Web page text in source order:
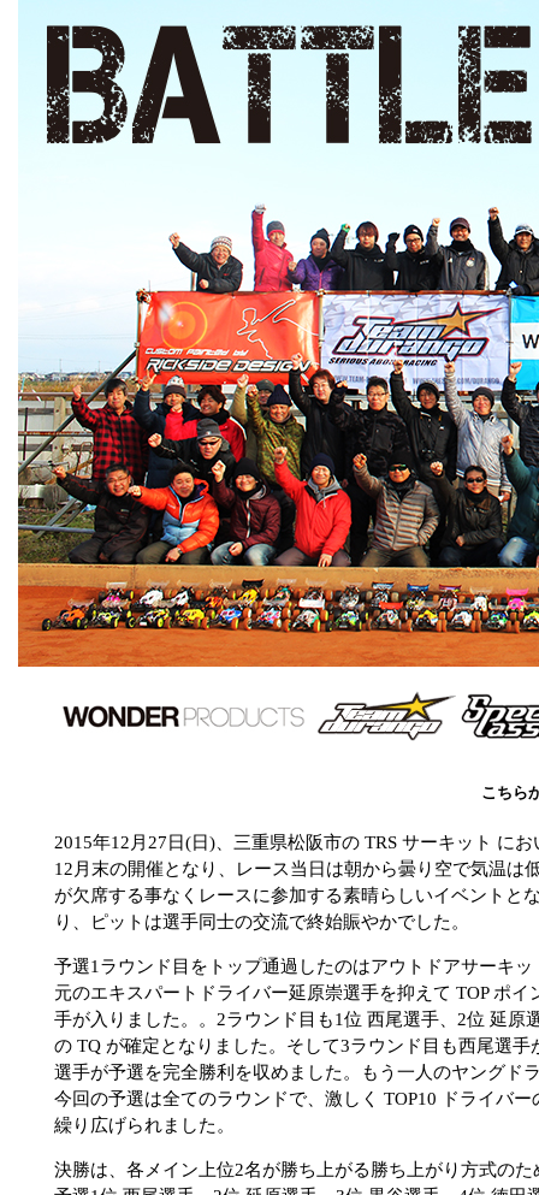
こちら
2015年12月27日(日)、三重県松阪市の TRS サーキット に
12月末の開催となり、レース当日は朝から曇り空で気温
が欠席する事なくレースに参加する素晴らしいイベントと
り、ピットは選手同士の交流で終始賑やかでした。
予選1ラウンド目をトップ通過したのはアウトドアサーキ
元のエキスパートドライバー延原崇選手を抑えて TOP ポ
手が入りました。。2ラウンド目も1位 西尾選手、2位 延
の TQ が確定となりました。そして3ラウンド目も西尾選
選手が予選を完全勝利を収めました。もう一人のヤングド
今回の予選は全てのラウンドで、激しく TOP10 ドライバ
繰り広げられました。
決勝は、各メイン上位2名が勝ち上がる勝ち上がり方式の